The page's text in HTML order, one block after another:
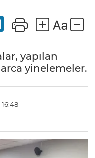
yapılan
yinelemeler.